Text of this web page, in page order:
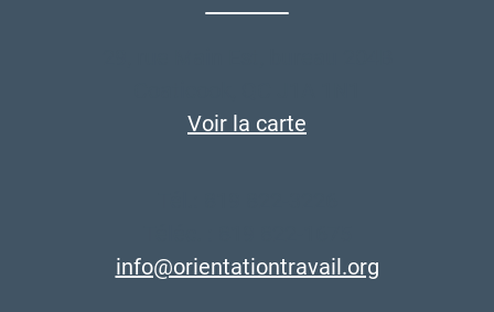
Voir la carte
info@orientationtravail.org